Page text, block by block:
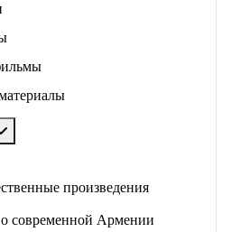
произведения
современной Армении